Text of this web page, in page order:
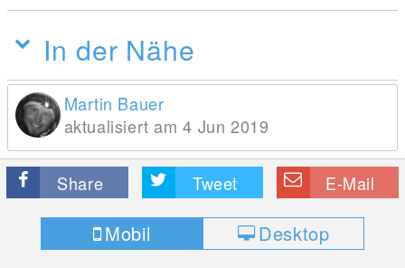
In der Nähe
Martin Bauer
aktualisiert am 4 Jun 2019
Share Tweet E-Mail
Mobil Desktop